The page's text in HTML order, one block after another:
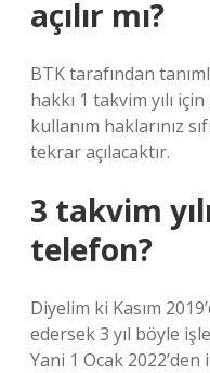
açılır mı?
BTK tarafından
hakkı 1 takvim yılı
kullanım haklarınız
tekrar açılacaktır.
3 takvim
telefon?
Diyelim ki Kasım
edersek 3 yıl böyle
Yani 1 Ocak